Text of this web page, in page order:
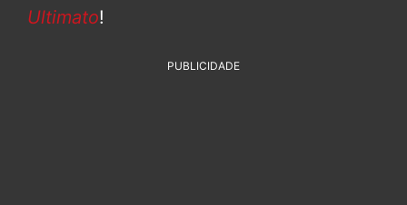
Ultimato!
PUBLICIDADE